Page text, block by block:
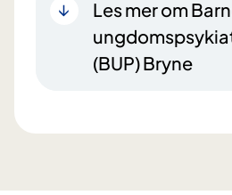
Les mer om
(BUP) Bryne